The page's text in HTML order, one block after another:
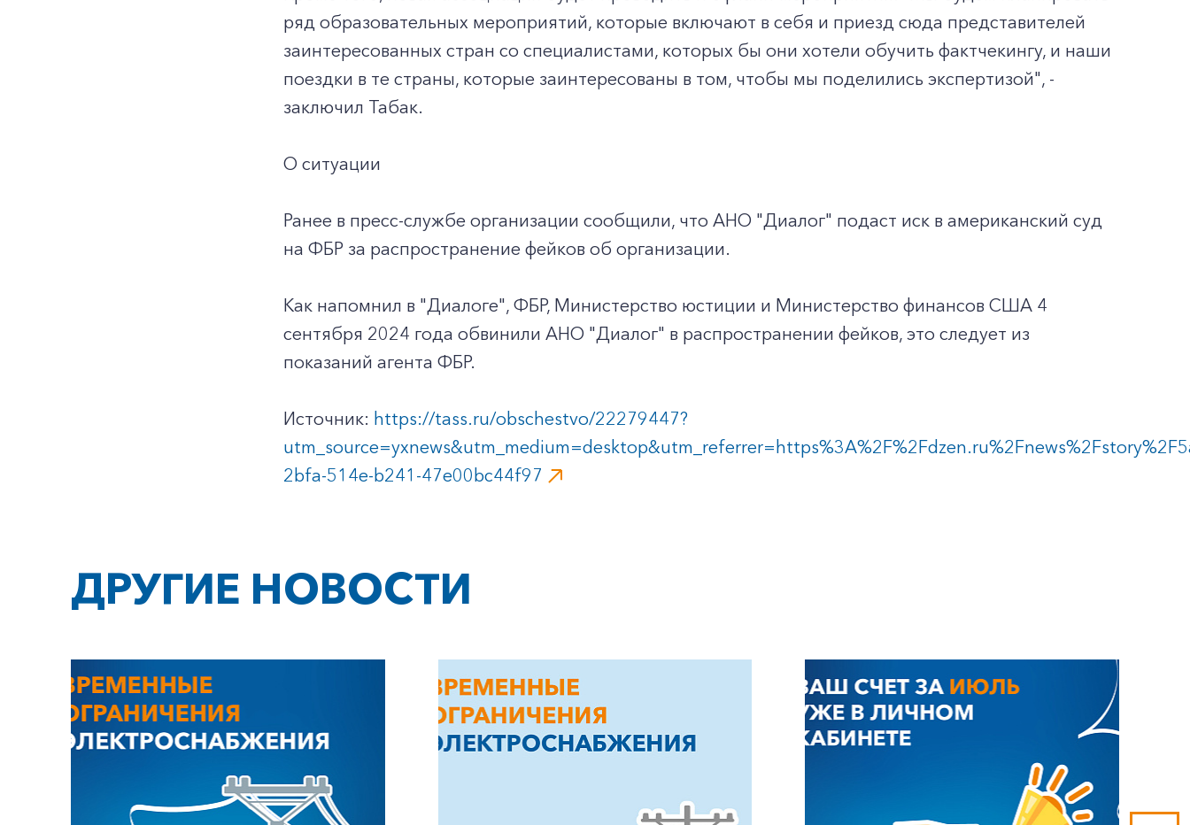
+7-800-700-24-57
Заказать обратный звонок
Частным клиентам
ряд образовательных мероприятий, которые включают в себя и приезд сюда представителей
заинтересованных стран со специалистами, которых бы они хотели обучить фактчекингу, и наши
поездки в те страны, которые заинтересованы в том, чтобы мы поделились экспертизой", -
заключил Табак.
О ситуации
Ранее в пресс-службе организации сообщили, что АНО "Диалог" подаст иск в американский суд
на ФБР за распространение фейков об организации.
Как напомнил в "Диалоге", ФБР, Министерство юстиции и Министерство финансов США 4
сентября 2024 года обвинили АНО "Диалог" в распространении фейков, это следует из
показаний агента ФБР.
Источник: https://tass.ru/obschestvo/22279447?
2bfa-514e-b241-47e00bc44f97
ДРУГИЕ НОВОСТИ